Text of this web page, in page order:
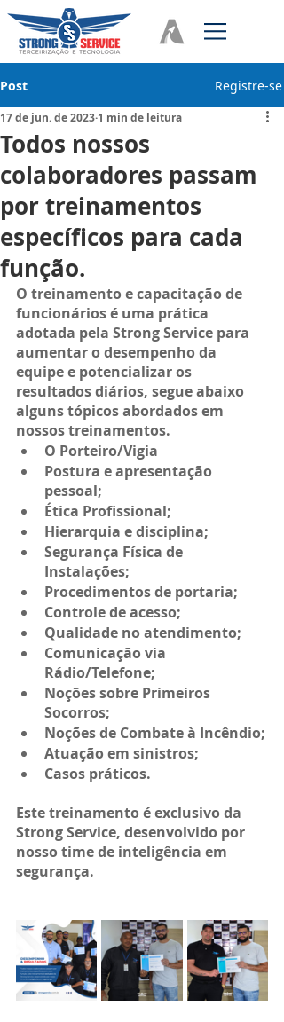
Post Registre-se
Todos nossos
colaboradores passam
por treinamentos
específicos para cada
função.
17 de jun. de 2023 1 min de leitura
O treinamento e capacitação de
funcionários é uma prática
adotada pela Strong Service para
aumentar o desempenho da
equipe e potencializar os
resultados diários, segue abaixo
alguns tópicos abordados em
nossos treinamentos.
O Porteiro/Vigia
Postura e apresentação
pessoal;
Ética Profissional;
Hierarquia e disciplina;
Segurança Física de
Instalações;
Procedimentos de portaria;
Controle de acesso;
Qualidade no atendimento;
Comunicação via
Rádio/Telefone;
Noções sobre Primeiros
Socorros;
Noções de Combate à Incêndio;
Atuação em sinistros;
Casos práticos.
Este treinamento é exclusivo da
Strong Service, desenvolvido por
nosso time de inteligência em
segurança.